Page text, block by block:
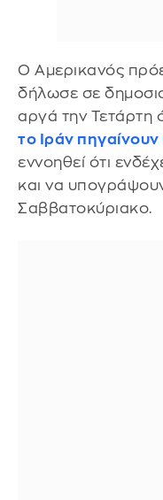
Ο Αμερικανός
δήλωσε σε
αργά την Τετάρτη
το Ιράν
εννοηθεί ότι
και να
Σαββατοκύριακο.